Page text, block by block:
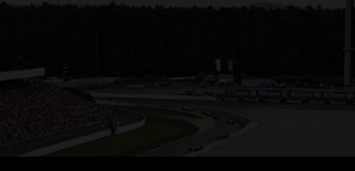
F1 KALENDER
F1 COUREURS KAMPIOENSCHAP